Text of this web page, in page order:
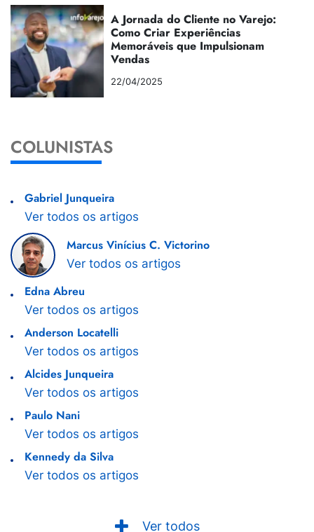
A Jornada do Cliente no Varejo:
Como Criar Experiências
Memoráveis que Impulsionam
Vendas
22/04/2025
COLUNISTAS
Gabriel Junqueira
Ver todos os artigos
Marcus Vinícius C. Victorino
Ver todos os artigos
Edna Abreu
Ver todos os artigos
Anderson Locatelli
Ver todos os artigos
Alcides Junqueira
Ver todos os artigos
Paulo Nani
Ver todos os artigos
Kennedy da Silva
Ver todos os artigos
Ver todos